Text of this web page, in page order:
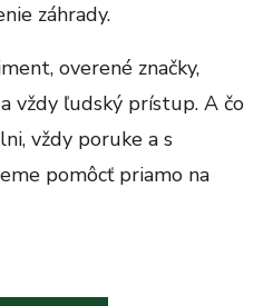
záhrady.
overené značky,
vždy ľudský prístup. A čo
vždy poruke a s
pomôcť priamo na